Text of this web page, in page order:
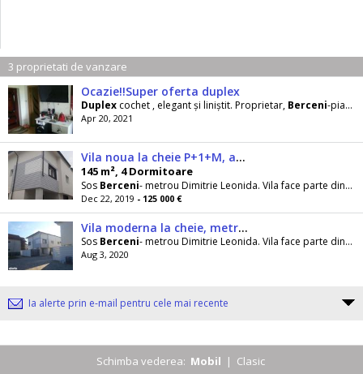
3 proprietati de vanzare
Ocazie!!Super oferta duplex
Duplex cochet , elegant și liniștit. Proprietar, Berceni-piața Reșița ,3 camere mansarda, complet
Apr 20, 2021
Vila noua la cheie P+1+M, apropiere metrou Dimitrie Leonida
145 m², 4 Dormitoare
Sos Berceni- metrou Dimitrie Leonida. Vila face parte dintr-un ansambu de tip
Dec 22, 2019 - 125 000 €
Vila moderna la cheie, metrou Dimitrie Leonida
Sos Berceni- metrou Dimitrie Leonida. Vila face parte dintr-un ansamblu de tip
Aug 3, 2020
Ia alerte prin e-mail pentru cele mai recente
Schimba vederea: Mobil | Clasic